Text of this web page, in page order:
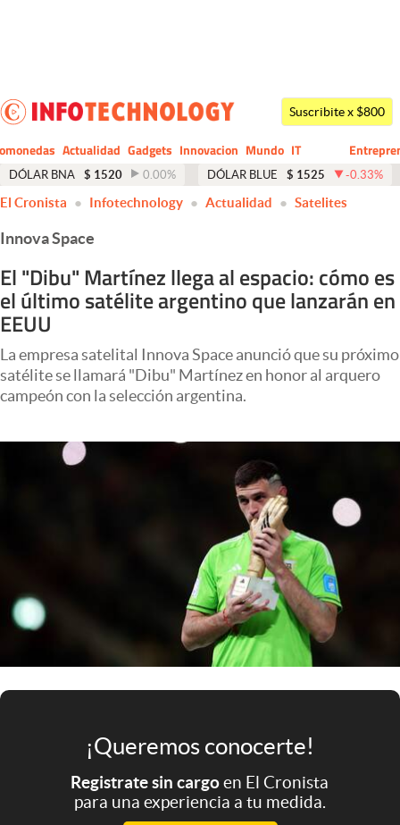
Dólar
Economía y Política
Finanzas y Mercados
Mercados Online
Negocios
Columnistas
Apertura
Clase
Mediakit
Suscribite x $800
Actualidad Gadgets Innovacion Mundo
CIO
IT
Business
DÓLAR BNA $ 1520 0.00% DÓLAR BLUE $ 1525 -0.33%
El Cronista Infotechnology Actualidad Satelites
Innova Space
El "Dibu" Martínez llega al espacio: cómo es
el último satélite argentino que lanzarán en
EEUU
La empresa satelital Innova Space anunció que su próximo
satélite se llamará "Dibu" Martínez en honor al arquero
campeón con la selección argentina.
¡Queremos conocerte!
Registrate sin cargoen El Cronista
para una experiencia a tu medida.